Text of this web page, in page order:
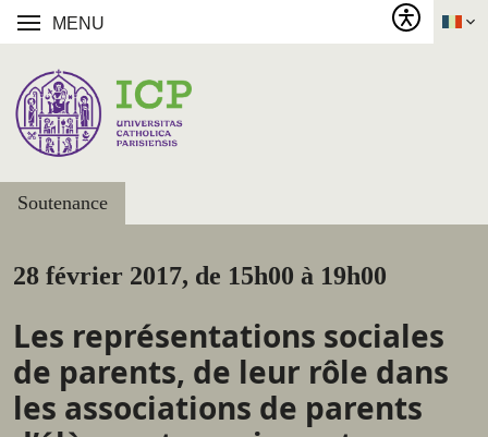
MENU
Soutenance
28 février 2017, de 15h00 à 19h00
Les représentations sociales
de parents, de leur rôle dans
les associations de parents